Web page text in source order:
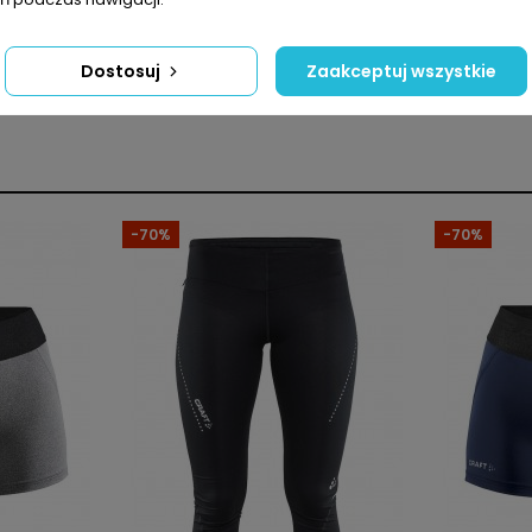
Kobiety
-70% -70%
Dostosuj Zaakceptuj wszystkie